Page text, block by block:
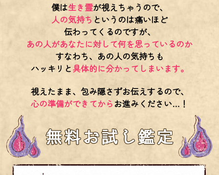
僕は生き霊が視えちゃうので、
人の気持ち というのは痛いほど
伝わってくるのですが、
あの人があなたに対して何を思っているのか
すなわち、あの人の気持ちも
ハッキリと具体的に分かってしまいます。
視えたまま、包み隠さずお伝えするので、
心の準備ができてから お進みください…！